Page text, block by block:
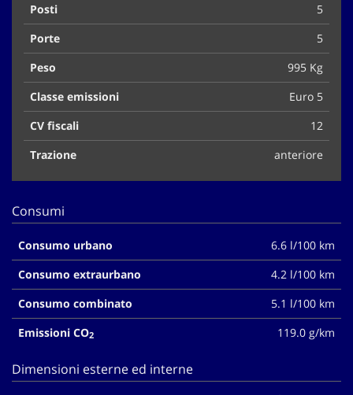
Posti
5
Porte
5
Peso
995 Kg
Classe emissioni
Euro 5
CV fiscali
12
Trazione
anteriore
Consumi
Consumo urbano
6.6 l/100 km
Consumo extraurbano
4.2 l/100 km
Consumo combinato
5.1 l/100 km
Emissioni CO2 119.0 g/km
Dimensioni esterne ed interne